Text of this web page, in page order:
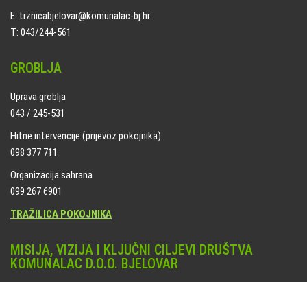
E: trznicabjelovar@komunalac-bj.hr
T: 043/244-561
GROBLJA
Uprava groblja
043 / 245-531
Hitne intervencije (prijevoz pokojnika)
098 377 711
Organizacija sahrana
099 267 6901
TRAŽILICA POKOJNIKA
MISIJA, VIZIJA I KLJUČNI CILJEVI DRUŠTVA
KOMUNALAC D.O.O. BJELOVAR